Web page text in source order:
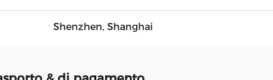
Shenzhen, Shanghai